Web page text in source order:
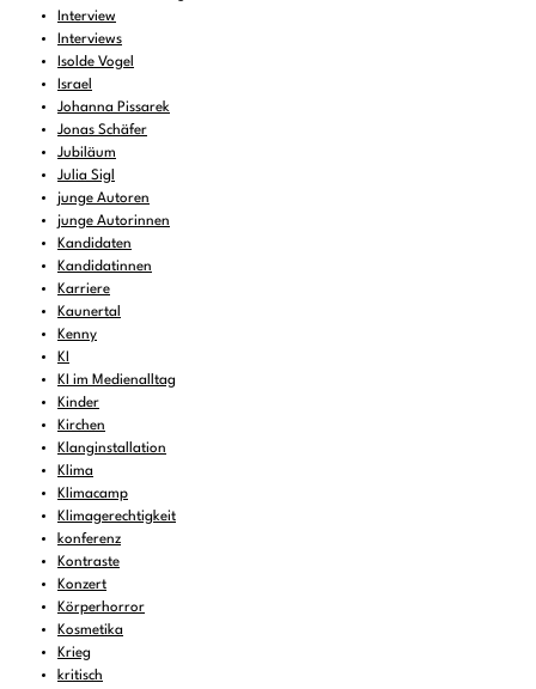
Interview
Interviews
Isolde Vogel
Israel
Johanna Pissarek
Jonas Schäfer
Jubiläum
Julia Sigl
junge Autoren
junge Autorinnen
Kandidaten
Kandidatinnen
Karriere
Kaunertal
Kenny
KI
KI im Medienalltag
Kinder
Kirchen
Klanginstallation
Klima
Klimacamp
Klimagerechtigkeit
konferenz
Kontraste
Konzert
Körperhorror
Kosmetika
Krieg
kritisch